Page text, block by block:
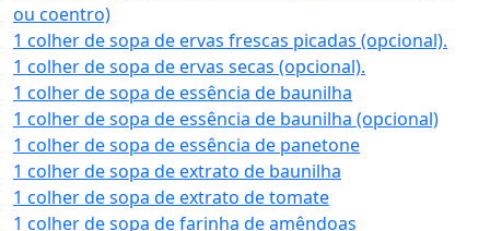
ou coentro)
1 colher de sopa de ervas frescas picadas (opcional).
1 colher de sopa de ervas secas (opcional).
1 colher de sopa de essência de baunilha
1 colher de sopa de essência de baunilha (opcional)
1 colher de sopa de essência de panetone
1 colher de sopa de extrato de baunilha
1 colher de sopa de extrato de tomate
1 colher de sopa de farinha de amêndoas